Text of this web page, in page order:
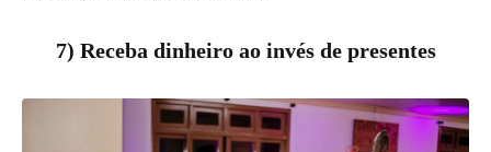
7) Receba dinheiro ao invés de presentes